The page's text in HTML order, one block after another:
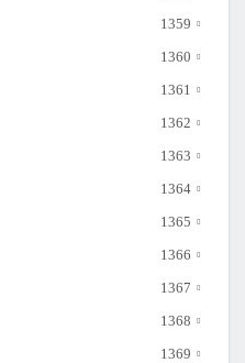
1359
1360
1361
1362
1363
1364
1365
1366
1367
1368
1369